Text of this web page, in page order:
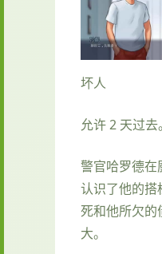
坏人
允许 2 天过去。
警官哈罗德在
认识了他的搭
死和他所欠的
大。